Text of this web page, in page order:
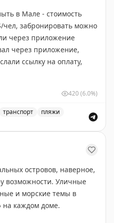
всего получилось на
чем на
или тремя спальнями.
подогреваемый
и дюны. Сюда ехать -
предусмотрительно
аэропорта :)
в Мале - стоимость
чел, забронировать можно
через приложение
через приложение,
ссылку на оплату,
Мальдивах стала 100%
в такси и в кассах
Поменять
на этот случай можно:
в банковском обменнике
руфий/$)
руфий/$). Например
есть обменники
были закрыты на намаз.
420(6.0%)
транспорт
пляжи
островов, наверное,
возможности. Уличные
и морские темы в
каждом доме.